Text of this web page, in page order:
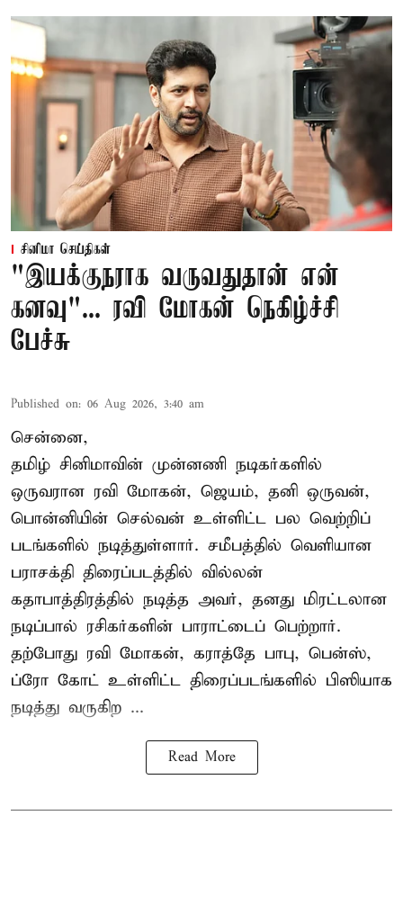
சினிமா செய்திகள்
"இயக்குநராக வருவதுதான் என்
கனவு"... ரவி மோகன் நெகிழ்ச்சி
பேச்சு
Published on: 06 Aug 2026, 3:40 am
சென்னை,
தமிழ் சினிமாவின் முன்னணி நடிகர்களில்
ஒருவரான ரவி மோகன், ஜெயம், தனி ஒருவன்,
பொன்னியின் செல்வன் உள்ளிட்ட பல வெற்றிப்
படங்களில் நடித்துள்ளார். சமீபத்தில் வெளியான
பராசக்தி திரைப்படத்தில் வில்லன்
கதாபாத்திரத்தில் நடித்த அவர், தனது மிரட்டலான
நடிப்பால் ரசிகர்களின் பாராட்டைப் பெற்றார்.
தற்போது ரவி மோகன், கராத்தே பாபு, பென்ஸ்,
ப்ரோ கோட் உள்ளிட்ட திரைப்படங்களில் பிஸியாக
நடித்து வருகிற ...
Read More